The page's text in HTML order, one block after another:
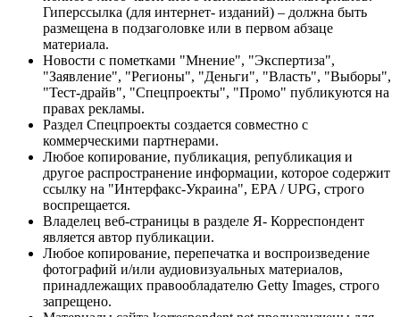
Гиперссылка (для интернет- изданий) – должна быть
размещена в подзаголовке или в первом абзаце
материала.
Новости с пометками "Мнение", "Экспертиза",
"Заявление", "Регионы", "Деньги", "Власть", "Выборы",
"Тест-драйв", "Спецпроекты", "Промо" публикуются на
правах рекламы.
Раздел Спецпроекты создается совместно с
коммерческими партнерами.
Любое копирование, публикация, републикация и
другое распространение информации, которое содержит
ссылку на "Интерфакс-Украина", EPA / UPG, строго
воспрещается.
Владелец веб-страницы в разделе Я- Корреспондент
является автор публикации.
Любое копирование, перепечатка и воспроизведение
фотографий и/или аудиовизуальных материалов,
принадлежащих правообладателю Getty Images, строго
запрещено.